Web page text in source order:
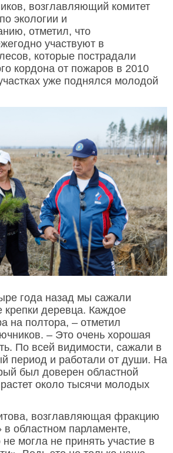
возглавляющий комитет
экологии и
отметил, что
участвуют в
которые пострадали
кордона от пожаров в 2010
уже поднялся молодой
года назад мы сажали
крепки деревца. Каждое
на полтора, – отметил
– Это очень хорошая
По всей видимости, сажали в
период и работали от души. На
был доверен областной
около тысячи молодых
возглавляющая фракцию
областном парламенте,
могла не принять участие в